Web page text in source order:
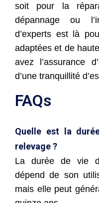
soit pour la
dépannage ou
d’experts est là
adaptées et de
avez l’assurance
d’une tranquillité
FAQs
Quelle est la
relevage ?
La durée de vie
dépend de son
mais elle peut